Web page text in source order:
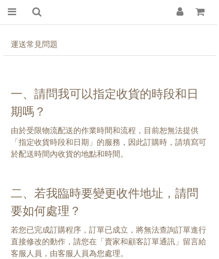
運送常見問題
一、請問我可以指定收貨的時段和日
期嗎？
由於受限物流配送的作業時間和流程，目前恕無法提供
「指定收貨時段和日期」的服務，因此訂購時，請填寫可
於配送時間內收貨的地點和時間。
二、若我臨時要變更收件地址，請問
要如何處理？
若您已完成訂購程序，訂單已成立，將無法查詢訂單進行
直接修改的動作，請您在 「賣家和顧客訂單通訊 」 留言給
客服人員，由客服人員為您處理。